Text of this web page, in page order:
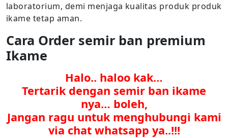
laboratorium, demi menjaga kualitas produk produk
ikame tetap aman.
Cara Order semir ban premium
Ikame
Halo.. haloo kak…
Tertarik dengan semir ban ikame
nya… boleh,
Jangan ragu untuk menghubungi kami
via chat whatsapp ya..!!!